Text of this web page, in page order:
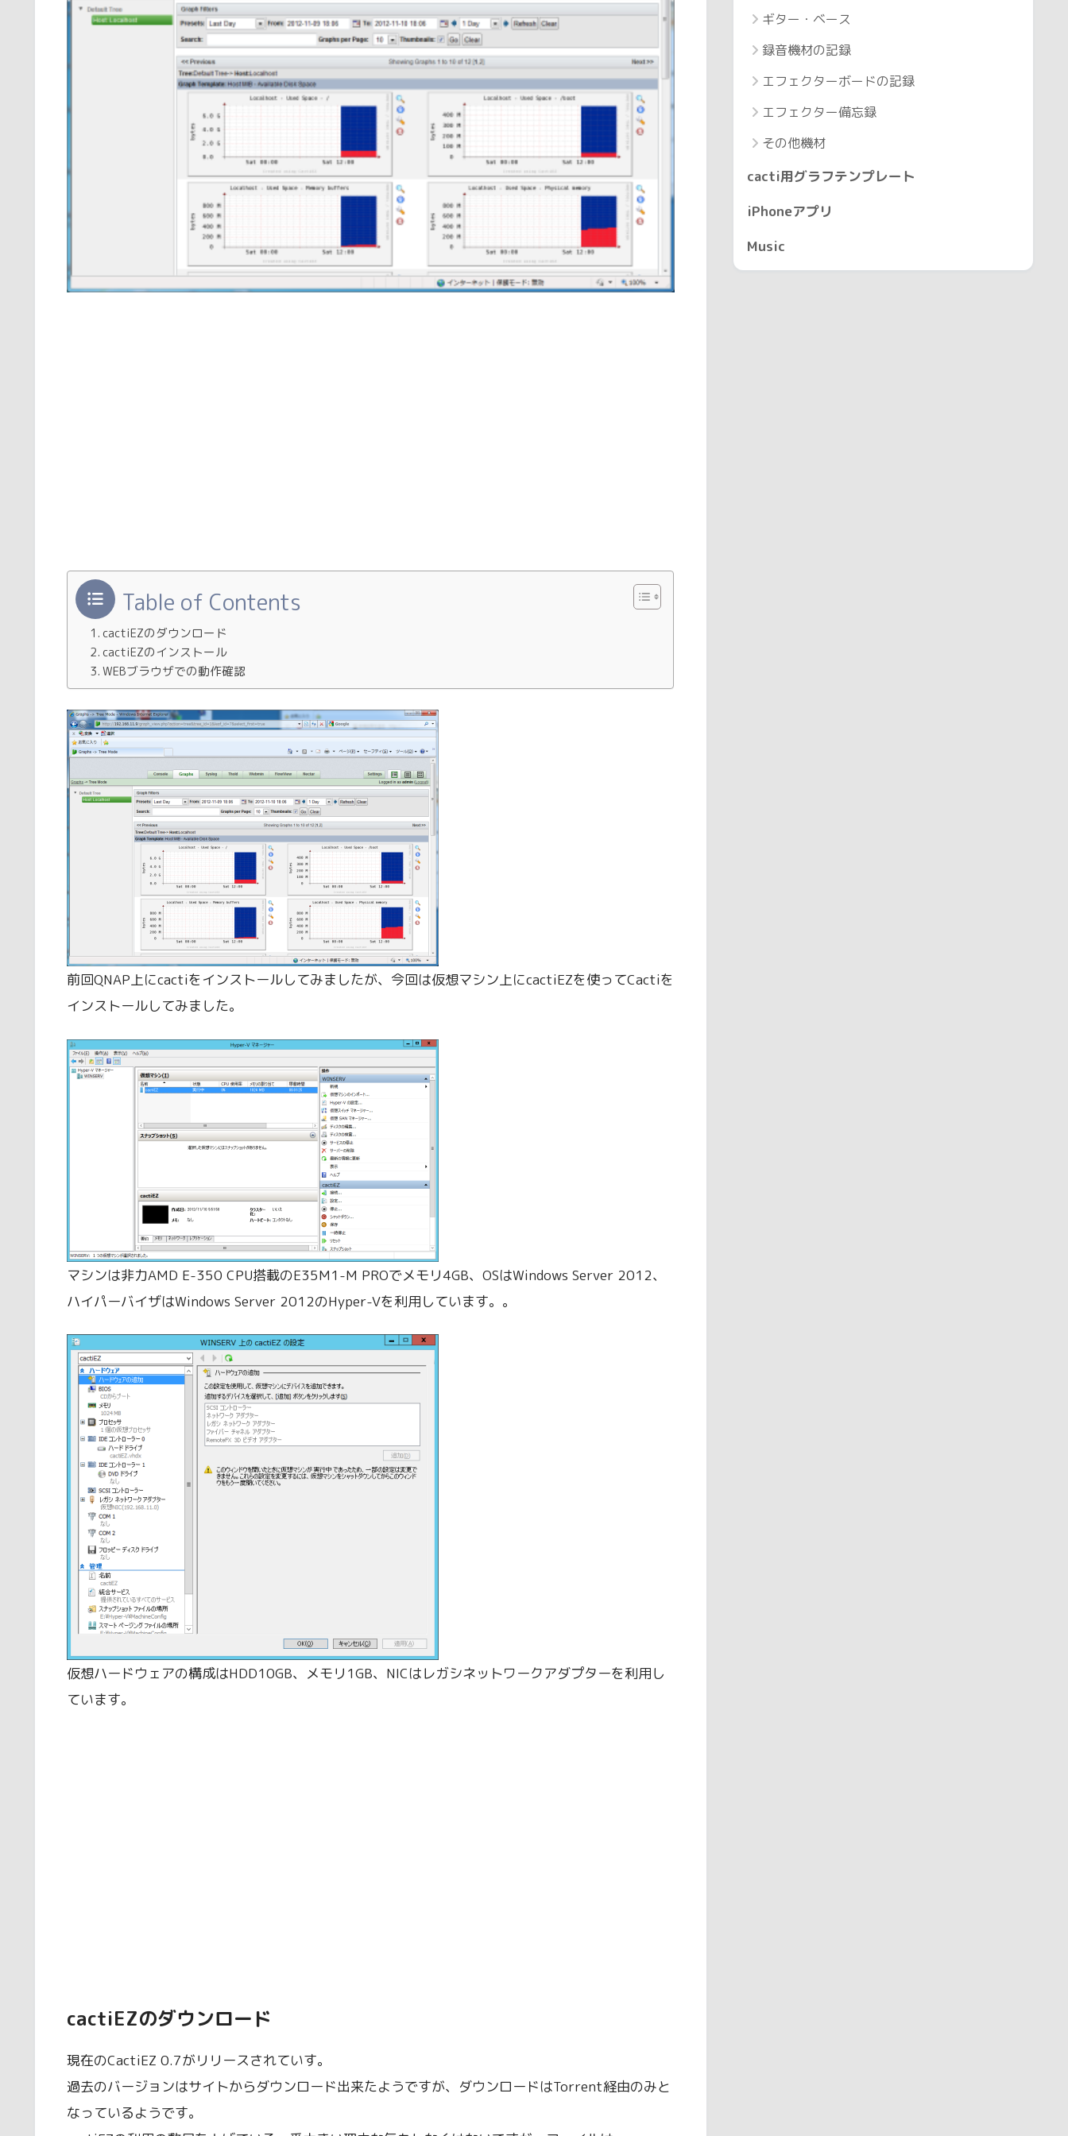
Table of Contents
cactiEZのダウンロード
cactiEZのインストール
WEBブラウザでの動作確認
前回QNAP上にcactiをインストールしてみましたが、今回は仮想マシン上にcactiEZを使ってCactiを
インストールしてみました。
マシンは非力AMD E-350 CPU搭載のE35M1-M PROでメモリ4GB、OSはWindows Server 2012、
ハイパーバイザはWindows Server 2012のHyper-Vを利用しています。。
仮想ハードウェアの構成はHDD10GB、メモリ1GB、NICはレガシネットワークアダプターを利用し
ています。
cactiEZのダウンロード
現在のCactiEZ 0.7がリリースされていす。
過去のバージョンはサイトからダウンロード出来たようですが、ダウンロードはTorrent経由のみと
なっているようです。
ギター・ベース
録音機材の記録
エフェクターボードの記録
エフェクター備忘録
その他機材
cacti用グラフテンプレート
iPhoneアプリ
Music